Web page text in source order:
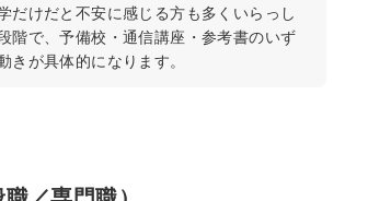
だけだと不安に感じる方も多くいらっし
階で、予備校・通信講座・参考書のいず
が具体的になります。